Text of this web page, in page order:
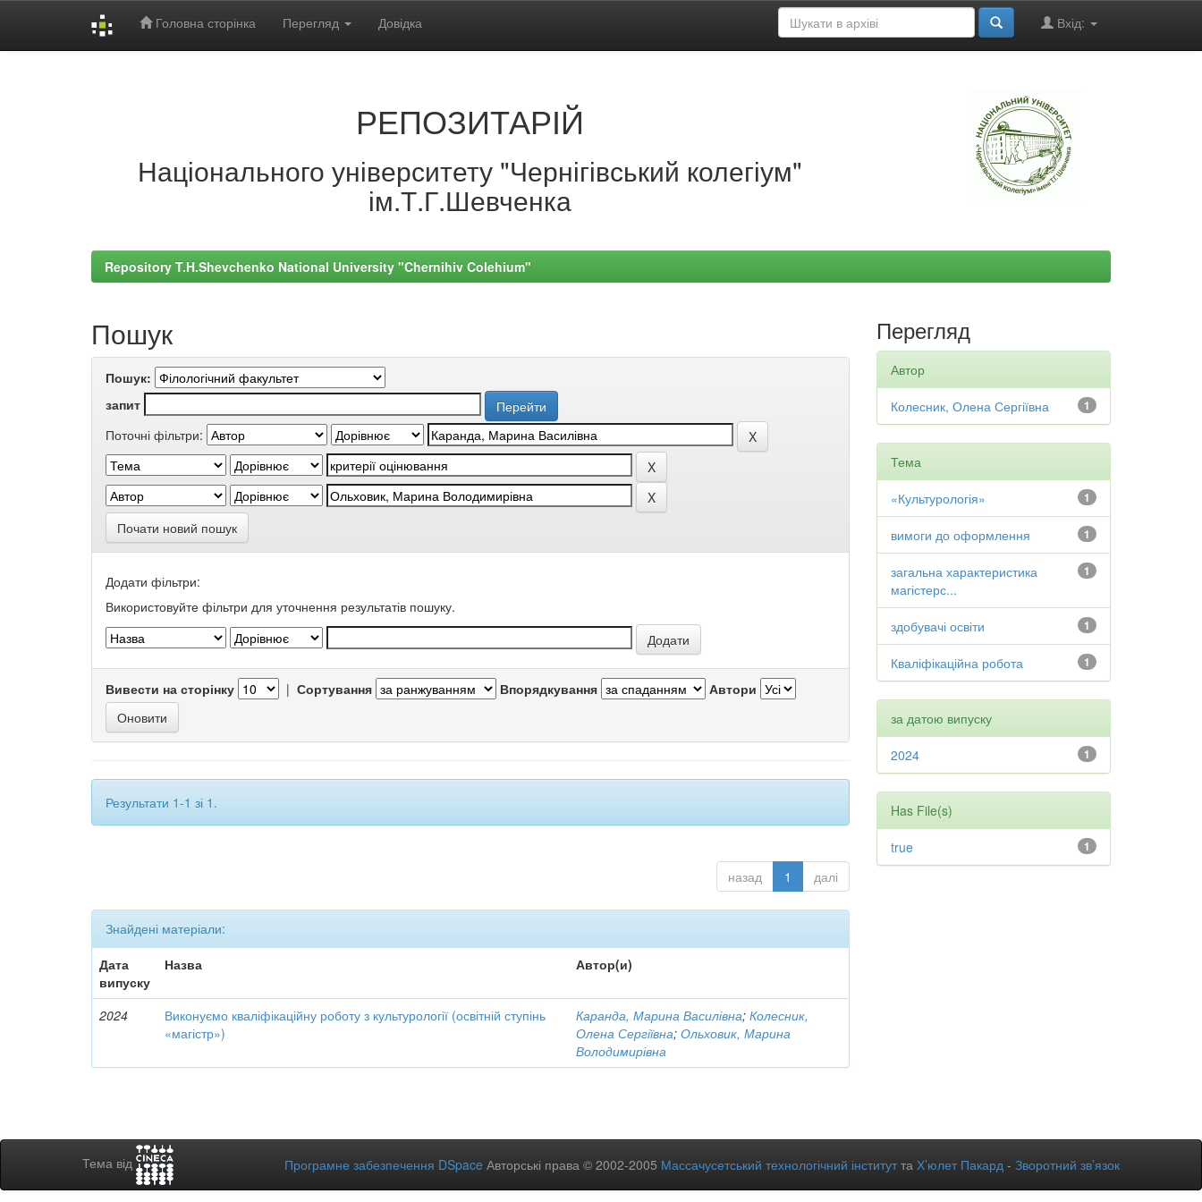
Головна сторінка Перегляд Довідка Вхід:
РЕПОЗИТАРІЙ
Національного університету "Чернігівський колегіум"
ім.Т.Г.Шевченка
Repository T.H.Shevchenko National University "Chernihiv Colehium"
Пошук
Пошук:
запит
Поточні фільтри:
Почати новий пошук
Додати фільтри:
Використовуйте фільтри для уточнення результатів пошуку.
Вивести на сторінку | Сортування Впорядкування Автори
Результати 1-1 зі 1.
назад 1 далі
Знайдені матеріали:
Дата
випуску
Назва Автор(и)
2024
Виконуємо кваліфікаційну роботу з культурології (освітній ступінь
«магістр»)
Каранда, Марина Василівна;Колесник,
Олена Сергіївна;Ольховик, Марина
Володимирівна
Перегляд
Автор
1
Колесник, Олена Сергіївна
Тема
1
«Культурологія»
1
вимоги до оформлення
1
загальна характеристика
магістерс...
1
здобувачі освіти
1
Кваліфікаційна робота
за датою випуску
1
2024
Has File(s)
1
true
Тема від Програмне забезпечення DSpace Авторські права © 2002-2005 Массачусетський технологічний інститутта Х’юлет Пакард - Зворотний зв’язок